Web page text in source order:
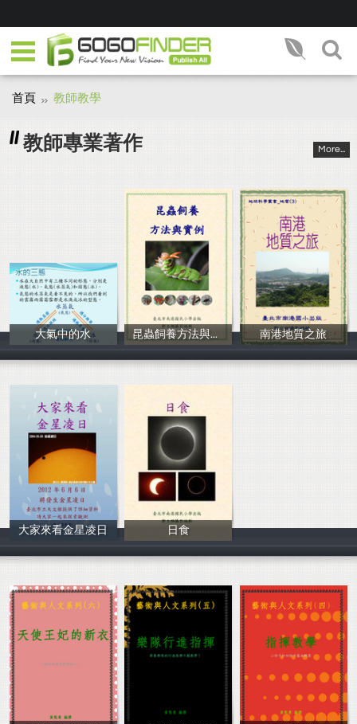
首頁 教師教學
教師專業著作 More...
大氣中的水 昆蟲飼養方法與實例 南港地質之旅
大家來看金星凌日
鄭立娜
日食
鄭立娜